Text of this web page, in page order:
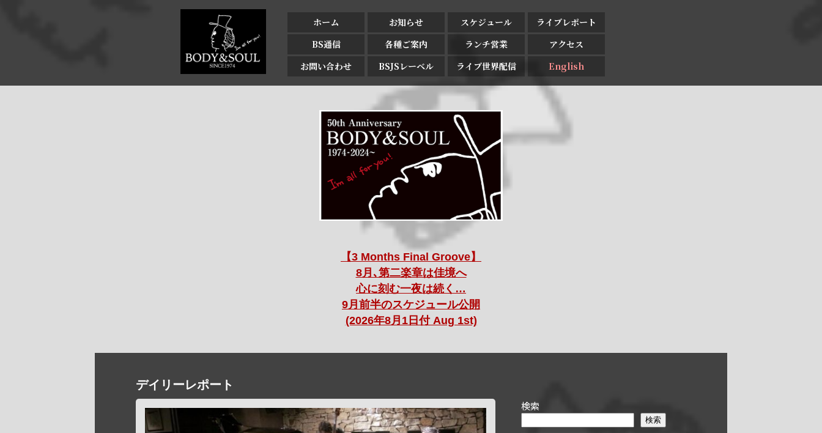
ホーム お知らせ スケジュール
ライブレポート
BS通信
各種ご案内 ランチ営業
アクセス
お問い合わせ
BSJSレーベル ライブ世界配信 English
【3 Months Final Groove】
8月､第二楽章は佳境へ
心に刻む一夜は続く…
9月前半のスケジュール公開
(2026年8月1日付 Aug 1st)
デイリーレポート
検索
検索